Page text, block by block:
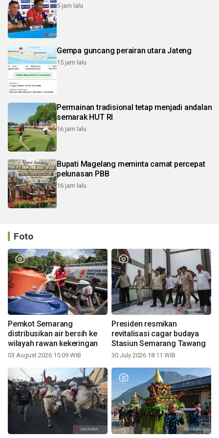
5 jam lalu
Gempa guncang perairan utara Jateng
15 jam lalu
Permainan tradisional tetap menjadi andalan
semarak HUT RI
16 jam lalu
Bupati Magelang meminta camat percepat
pelunasan PBB
16 jam lalu
Foto
Pemkot Semarang
distribusikan air bersih ke
wilayah rawan kekeringan
03 August 2026 15:09 WIB
Presiden resmikan
revitalisasi cagar budaya
Stasiun Semarang Tawang
30 July 2026 18:11 WIB